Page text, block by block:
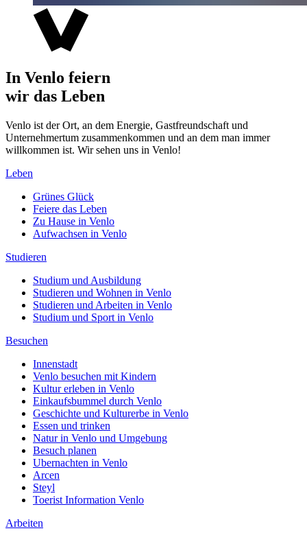
In Venlo feiern
wir das Leben
Venlo ist der Ort, an dem Energie, Gastfreundschaft und
Unternehmertum zusammenkommen und an dem man immer
willkommen ist. Wir sehen uns in Venlo!
Leben
Grünes Glück
Feiere das Leben
Zu Hause in Venlo
Aufwachsen in Venlo
Studieren
Studium und Ausbildung
Studieren und Wohnen in Venlo
Studieren und Arbeiten in Venlo
Studium und Sport in Venlo
Besuchen
Innenstadt
Venlo besuchen mit Kindern
Kultur erleben in Venlo
Einkaufsbummel durch Venlo
Geschichte und Kulturerbe in Venlo
Essen und trinken
Natur in Venlo und Umgebung
Besuch planen
Ubernachten in Venlo
Arcen
Steyl
Toerist Information Venlo
Arbeiten